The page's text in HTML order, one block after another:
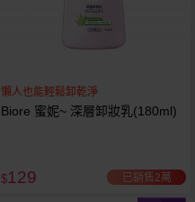
懶人也能輕鬆卸乾淨
Biore 蜜妮~ 深層卸妝乳(180ml)
$129 已銷售2萬